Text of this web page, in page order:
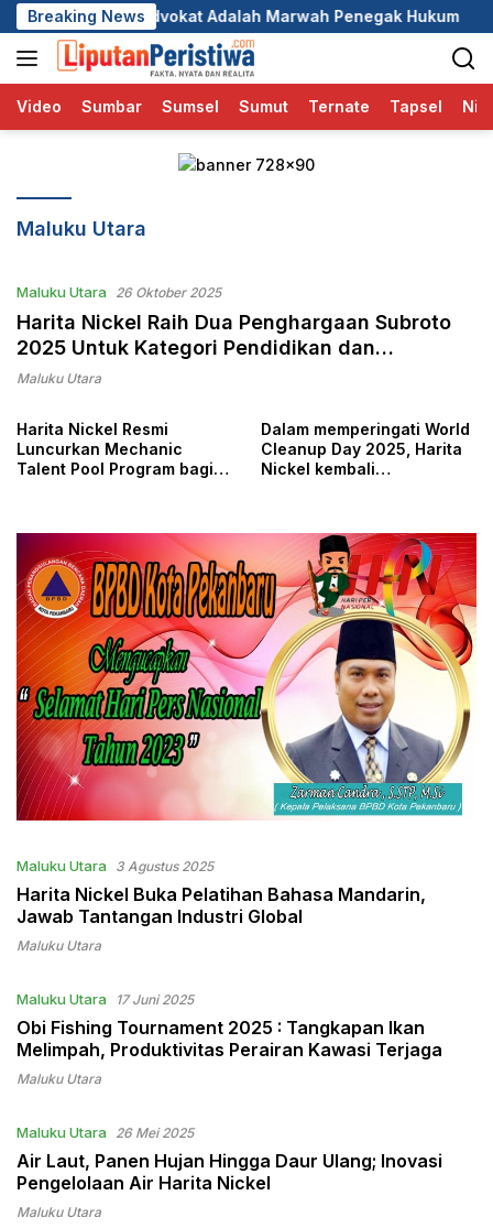
Langsung
ke
konten
Breaking News
Adalah Marwah Penegak Hukum DPC GRIB Jaya
Video Sumbar Sumsel Sumut Ternate Tapsel
Maluku Utara
Maluku Utara 26 Oktober 2025
Harita Nickel Raih Dua Penghargaan Subroto
2025 Untuk Kategori Pendidikan dan
Kesehatan
Maluku Utara
Harita Nickel Resmi
Luncurkan Mechanic
Talent Pool Program bagi
Dalam memperingati World
Cleanup Day 2025, Harita
Nickel kembali
Maluku Utara 3 Agustus 2025
Harita Nickel Buka Pelatihan Bahasa Mandarin,
Jawab Tantangan Industri Global
Maluku Utara
Maluku Utara 17 Juni 2025
Obi Fishing Tournament 2025 : Tangkapan Ikan
Melimpah, Produktivitas Perairan Kawasi Terjaga
Maluku Utara
Maluku Utara 26 Mei 2025
Air Laut, Panen Hujan Hingga Daur Ulang; Inovasi
Pengelolaan Air Harita Nickel
Maluku Utara